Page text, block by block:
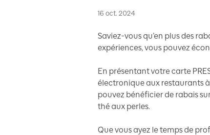
16 oct. 2024
Saviez-vous qu’en plus des
expériences, vous pouvez
En présentant votre carte
électronique aux restaurants à
pouvez bénéficier de rabais
thé aux perles.
Que vous ayez le temps de